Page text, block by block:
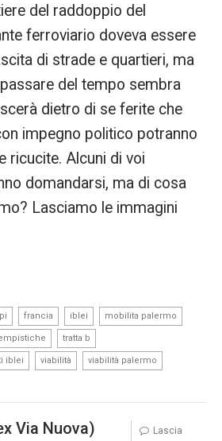
del raddoppio del
ferroviario doveva essere
di strade e quartieri, ma
del tempo sembra
dietro di se ferite che
impegno politico potranno
ricucite. Alcuni di voi
domandarsi, ma di cosa
Lasciamo le immagini
francia iblei mobilita palermo
tratta b
iblei viabilità viabilità palermo
Via Nuova)
Lascia